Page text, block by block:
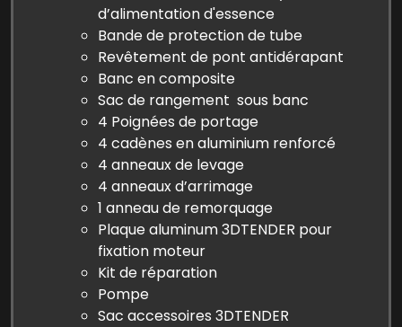
d’alimentation d'essence
Bande de protection de tube
Revêtement de pont antidérapant
Banc en composite
Sac de rangement sous banc
4 Poignées de portage
4 cadènes en aluminium renforcé
4 anneaux de levage
4 anneaux d’arrimage
1 anneau de remorquage
Plaque aluminum 3DTENDER pour
fixation moteur
Kit de réparation
Pompe
Sac accessoires 3DTENDER